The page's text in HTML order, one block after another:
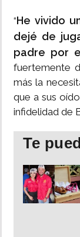
“He vivido
dejé de
padre por
fuertemente
más la
que a sus
infidelidad de
Te